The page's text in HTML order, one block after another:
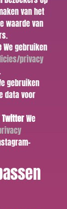
van het
waarde van
We gebruiken
privacy
gebruiken
data voor
TwitterWe